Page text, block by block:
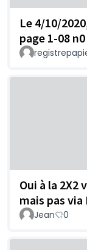
Le 4/10/
page 1-08
Oui à la 2X2
mais pas via
Jean 0